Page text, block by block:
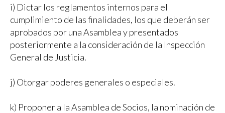
i) Dictar los reglamentos internos para el
cumplimiento de las finalidades, los que deberán ser
aprobados por una Asamblea y presentados
posteriormente a la consideración de la Inspección
General de Justicia.
j) Otorgar poderes generales o especiales.
k) Proponer a la Asamblea de Socios, la nominación de